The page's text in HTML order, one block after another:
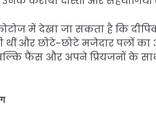
में देखा जा सकता है कि
थीं और छोटे-छोटे मजेदार पलों
बल्कि फैंस और अपने प्रियजनों के